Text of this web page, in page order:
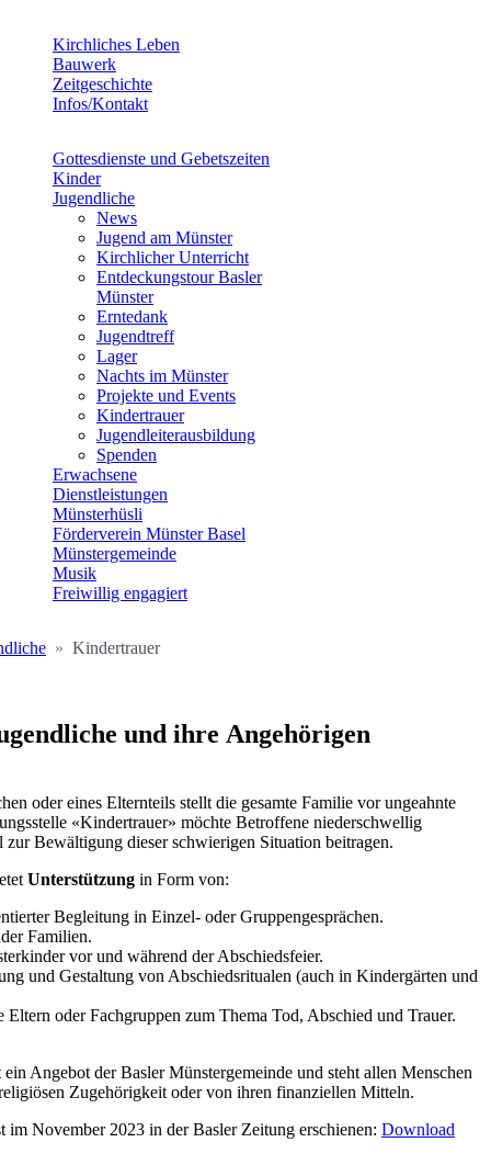
Kirchliches Leben
Bauwerk
Zeitgeschichte
Infos/Kontakt
Gottesdienste und Gebetszeiten
Kinder
Jugendliche
News
Jugend am Münster
Kirchlicher Unterricht
Entdeckungstour Basler
Münster
Erntedank
Jugendtreff
Lager
Nachts im Münster
Projekte und Events
Kindertrauer
Jugendleiterausbildung
Spenden
Erwachsene
Dienstleistungen
Münsterhüsli
Förderverein Münster Basel
Münstergemeinde
Musik
Freiwillig engagiert
Kindertrauer
und ihre Angehörigen
oder eines Elternteils stellt die gesamte Familie vor ungeahnte
«Kindertrauer» möchte Betroffene niederschwellig
Bewältigung dieser schwierigen Situation beitragen.
Unterstützung in Form von:
Begleitung in Einzel- oder Gruppengesprächen.
Familien.
vor und während der Abschiedsfeier.
und Gestaltung von Abschiedsritualen (auch in Kindergärten und
Eltern oder Fachgruppen zum Thema Tod, Abschied und Trauer.
Angebot der Basler Münstergemeinde und steht allen Menschen
Zugehörigkeit oder von ihren finanziellen Mitteln.
im November 2023 in der Basler Zeitung erschienen: Download